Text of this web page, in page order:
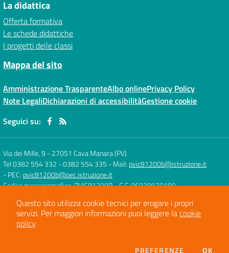
La didattica
Offerta formativa
Le schede didattiche
I progetti delle classi
Mappa del sito
Amministrazione TrasparenteAlbo onlinePrivacy Policy
Note LegaliDichiarazioni di accessibilitàGestione cookie
Seguici su:
Via dei Mille, 9 -27051 Cava Manara (PV)
Tel 0382 554 332 - 0382 554 335 - Mail: pvic81200b@istruzione.it
- PEC: pvic81200b@pec.istruzione.it
Codice meccanografico: PVIC81200B- C.F. 96038970180
Concept & Design by
Designers Italia
Questo sito utilizza cookie tecnici per erogare i propri
servizi. Per maggiori informazioni puoi leggere lacookie
policy.
PREFERENZE DEI COOKIE
OK